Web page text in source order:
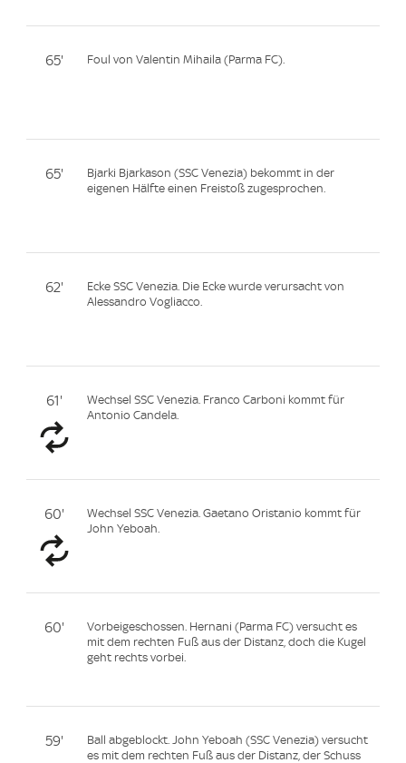
65' Foul von Valentin Mihaila (Parma FC).
65'
Bjarki Bjarkason (SSC Venezia) bekommt in der
eigenen Hälfte einen Freistoß zugesprochen.
62'
Ecke SSC Venezia. Die Ecke wurde verursacht von
Alessandro Vogliacco.
61'
Wechsel SSC Venezia. Franco Carboni kommt für
Antonio Candela.
60'
Wechsel SSC Venezia. Gaetano Oristanio kommt für
John Yeboah.
60'
Vorbeigeschossen. Hernani (Parma FC) versucht es
mit dem rechten Fuß aus der Distanz, doch die Kugel
geht rechts vorbei.
59'
Ball abgeblockt. John Yeboah (SSC Venezia) versucht
es mit dem rechten Fuß aus der Distanz, der Schuss